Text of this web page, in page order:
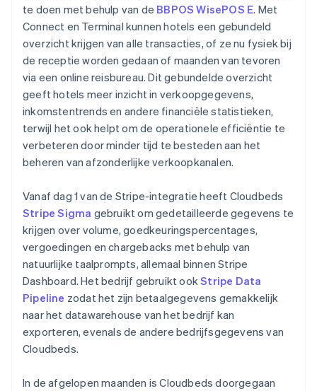
te doen met behulp van de BBPOS WisePOS E. Met
Connect en Terminal kunnen hotels een gebundeld
overzicht krijgen van alle transacties, of ze nu fysiek bij
de receptie worden gedaan of maanden van tevoren
via een online reisbureau. Dit gebundelde overzicht
geeft hotels meer inzicht in verkoopgegevens,
inkomstentrends en andere financiële statistieken,
terwijl het ook helpt om de operationele efficiëntie te
verbeteren door minder tijd te besteden aan het
beheren van afzonderlijke verkoopkanalen.
Vanaf dag 1 van de Stripe-integratie heeft Cloudbeds
Stripe Sigma gebruikt om gedetailleerde gegevens te
krijgen over volume, goedkeuringspercentages,
vergoedingen en chargebacks met behulp van
natuurlijke taalprompts, allemaal binnen Stripe
Dashboard. Het bedrijf gebruikt ookStripe Data
Pipeline zodat het zijn betaalgegevens gemakkelijk
naar het datawarehouse van het bedrijf kan
exporteren, evenals de andere bedrijfsgegevens van
Cloudbeds.
In de afgelopen maanden is Cloudbeds doorgegaan